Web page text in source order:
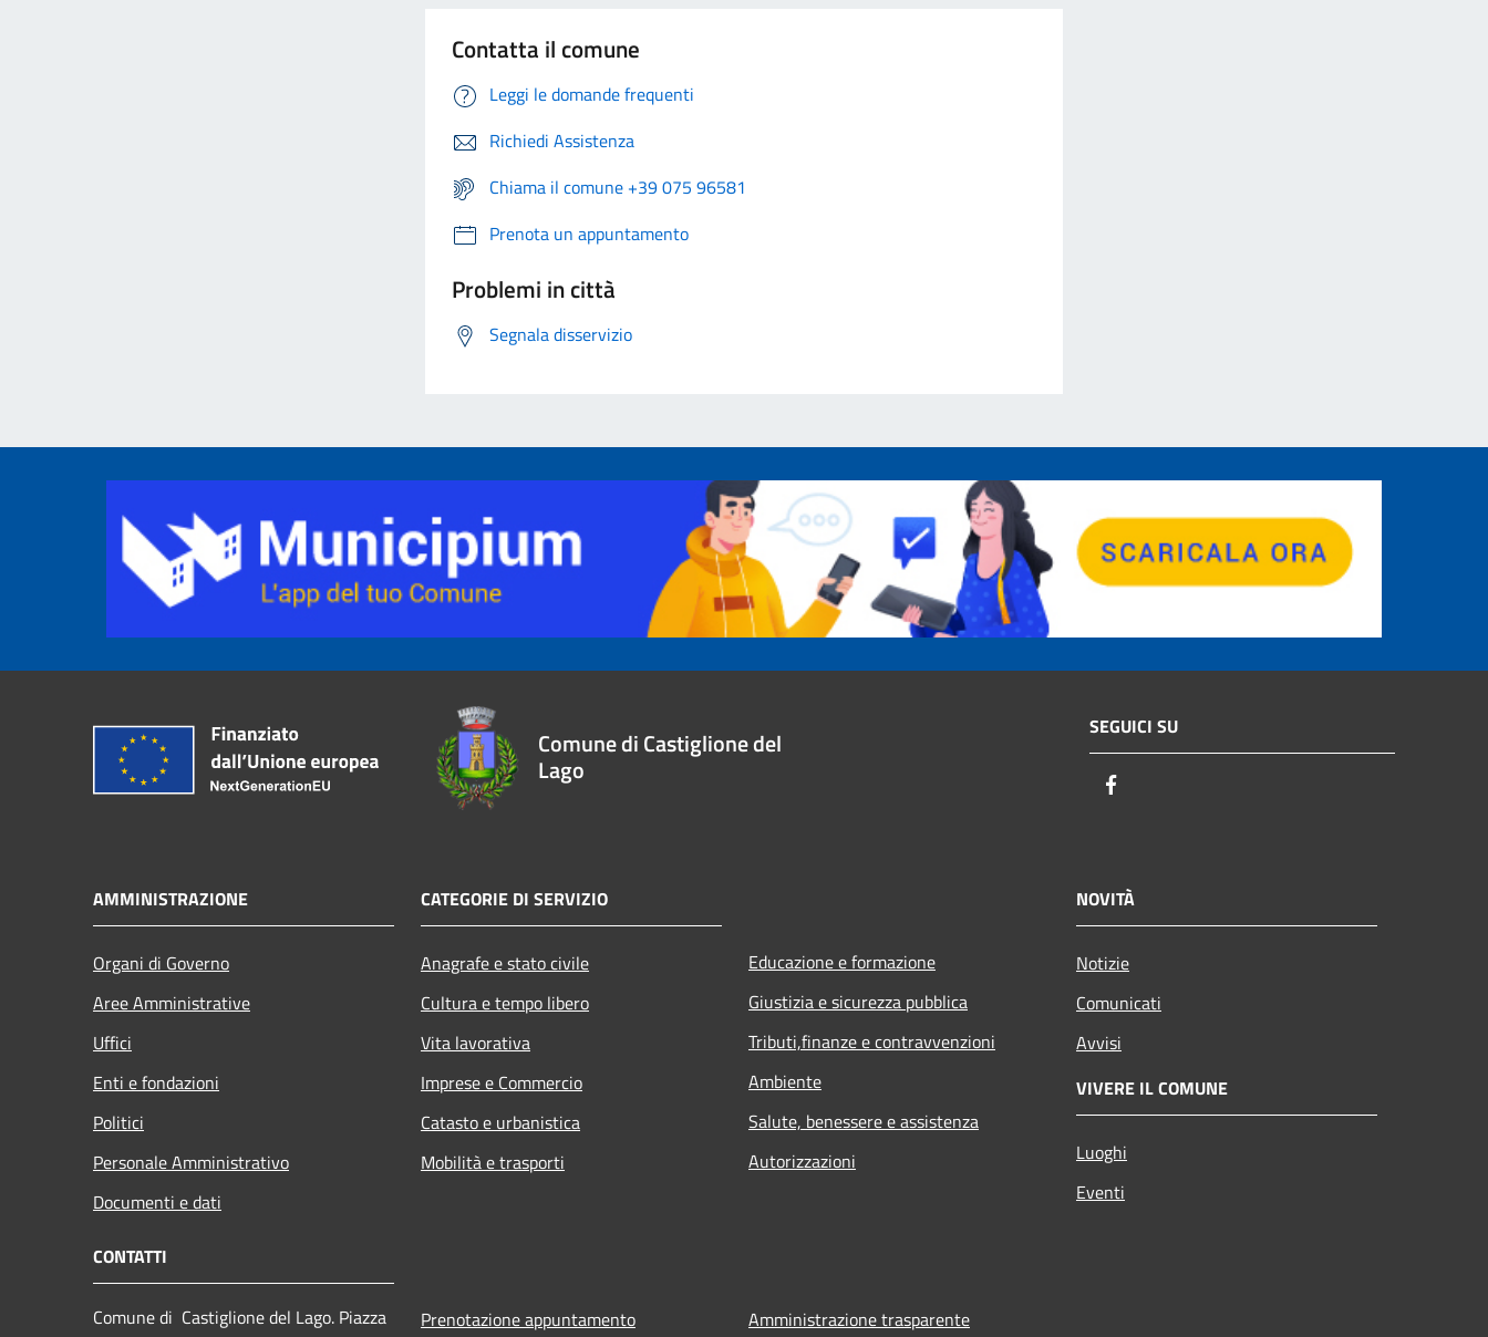
Contatta il comune
Leggi le domande frequenti
Richiedi Assistenza
Chiama il comune +39 075 96581
Prenota un appuntamento
Problemi in città
Segnala disservizio
Comune di Castiglione del
Lago
SEGUICI SU
AMMINISTRAZIONE
Organi di Governo
Aree Amministrative
Uffici
Enti e fondazioni
Politici
Personale Amministrativo
Documenti e dati
CATEGORIE DI SERVIZIO
Anagrafe e stato civile
Cultura e tempo libero
Vita lavorativa
Imprese e Commercio
Catasto e urbanistica
Mobilità e trasporti
Educazione e formazione
Giustizia e sicurezza pubblica
Tributi,finanze e contravvenzioni
Ambiente
Salute, benessere e assistenza
Autorizzazioni
NOVITÀ
Notizie
Comunicati
Avvisi
VIVERE IL COMUNE
Luoghi
Eventi
CONTATTI
Comune di Castiglione del Lago. Piazza
Prenotazione appuntamento Amministrazione trasparente